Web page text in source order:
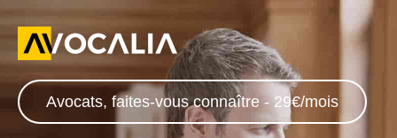
Avocats, faites-vous connaître - 29€/mois